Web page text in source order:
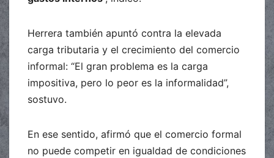
Herrera también apuntó contra la elevada
carga tributaria y el crecimiento del comercio
informal: “El gran problema es la carga
impositiva, pero lo peor es la informalidad”,
sostuvo.
En ese sentido, afirmó que el comercio formal
no puede competir en igualdad de condiciones